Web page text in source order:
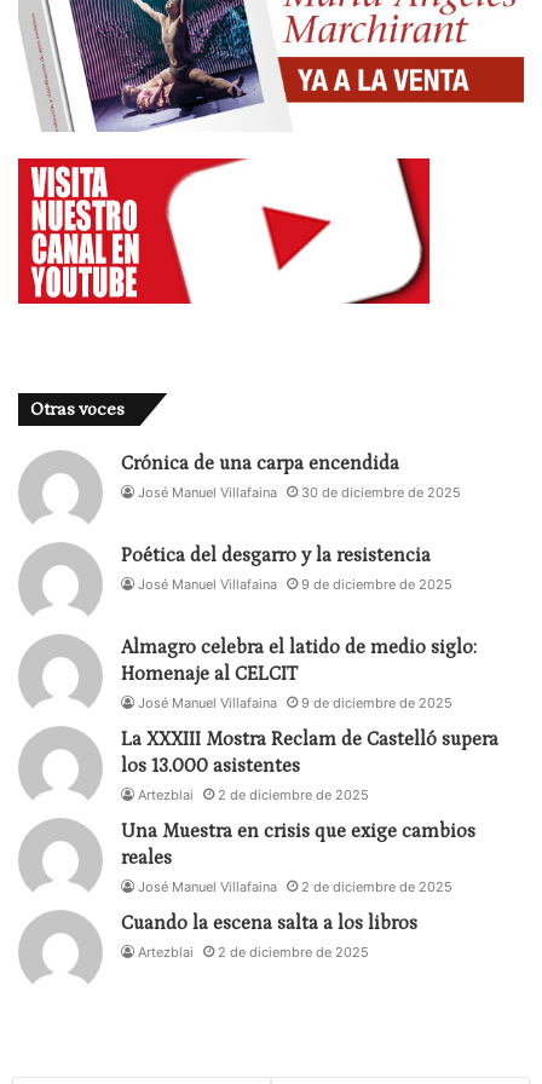
Actividad dirigida a alumnado del IES Lope de
Vega. Actividad Cerrada.
10:30h
Clase abierta de Máscara Neutra – Escuela Blanca
Oteyza
Entrada libre con reserva de entradas.
Jueves 20 de abril
12:30h
Entrada libre con reserva de entradas.
Viernes 21 de abril
11:00h
Clase abierta de Interpretación ante Cámara –
Escuela Blanca Oteyza
Entrada libre con reserva de entradas.
17:30h
La historia de Ce` – Espacio Pozas 14, Cruz Roja
Entrada libre hasta completar aforo (sin previa
reserva)
17:30h
Conversaciones imposibles – Escuela Actores
Madrid
Entrada libre con reserva de entradas.
19:00h
Otras voces
Crónica de una carpa encendida
José Manuel Villafaina 30 de diciembre de 2025
Poética del desgarro y la resistencia
José Manuel Villafaina 9 de diciembre de 2025
Almagro celebra el latido de medio siglo:
Homenaje al CELCIT
José Manuel Villafaina 9 de diciembre de 2025
La XXXIII Mostra Reclam de Castelló supera
los 13.000 asistentes
Artezblai 2 de diciembre de 2025
Una Muestra en crisis que exige cambios
reales
José Manuel Villafaina 2 de diciembre de 2025
Cuando la escena salta a los libros
Artezblai 2 de diciembre de 2025